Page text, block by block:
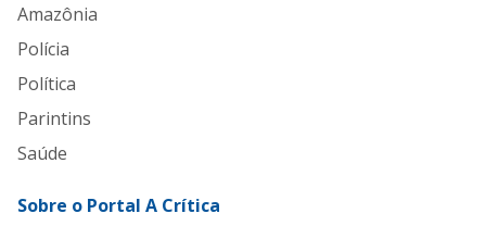
Amazônia
Polícia
Política
Parintins
Saúde
Sobre o Portal A Crítica